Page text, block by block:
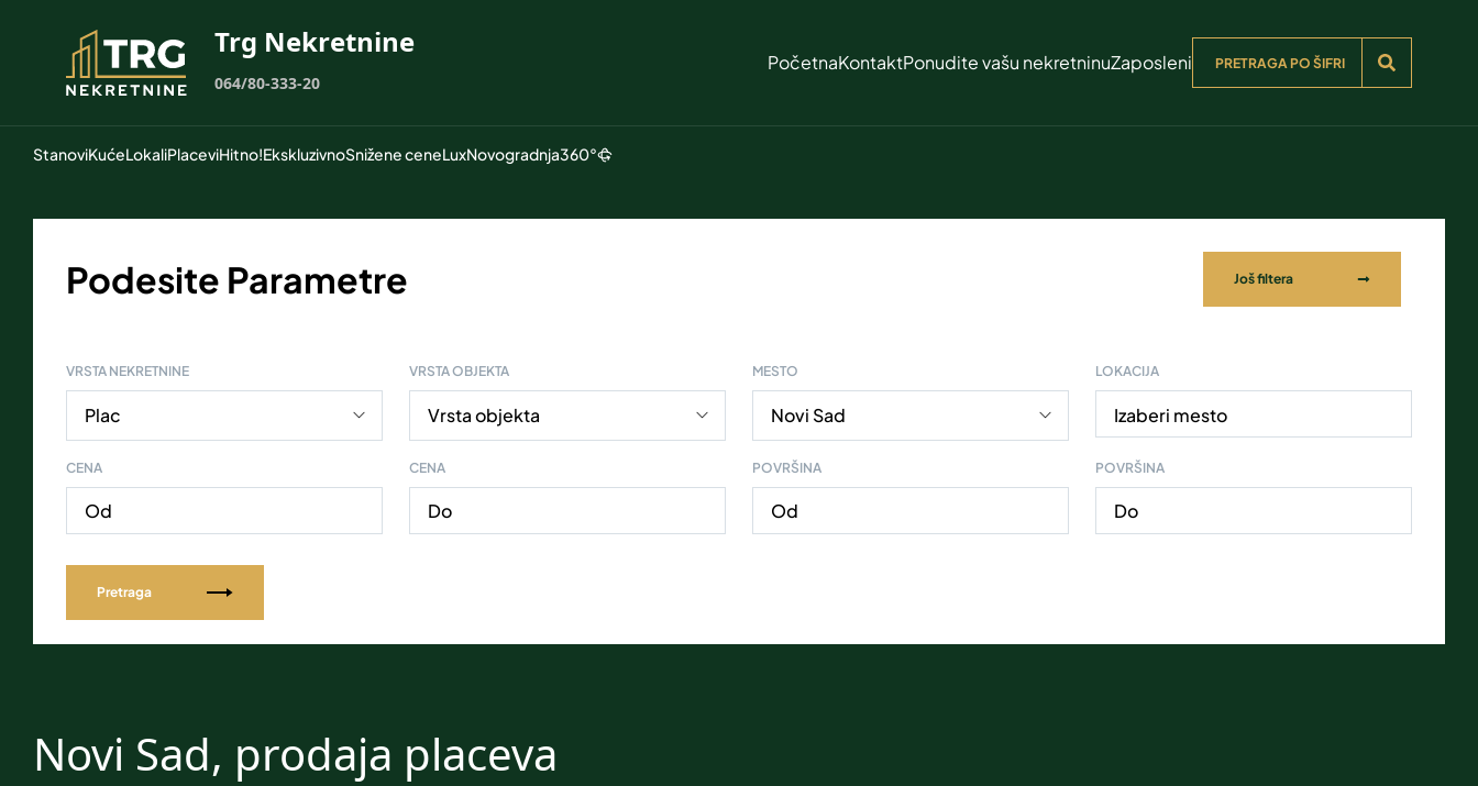
Trg Nekretnine
064/80-333-20
PočetnaKontaktPonudite vašu nekretninuZaposleni
StanoviKućeLokaliPlaceviHitno!EkskluzivnoSnižene ceneLuxNovogradnja360°
Podesite Parametre Još filtera
VRSTA NEKRETNINE VRSTA OBJEKTA MESTO LOKACIJA
Izaberi mesto
CENA CENA POVRŠINA POVRŠINA
Pretraga
Novi Sad, prodaja placeva